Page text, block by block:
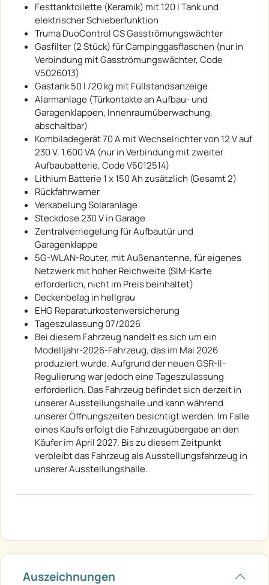
Festtanktoilette (Keramik) mit 120 l Tank und
elektrischer Schieberfunktion
Truma DuoControl CS Gasströmungswächter
Gasfilter (2 Stück) für Campinggasflaschen (nur in
Verbindung mit Gasströmungswächter, Code
V5026013)
Gastank 50 l /20 kg mit Füllstandsanzeige
Alarmanlage (Türkontakte an Aufbau- und
Garagenklappen, Innenraumüberwachung,
abschaltbar)
Kombiladegerät 70 A mit Wechselrichter von 12 V auf
230 V, 1.600 VA (nur in Verbindung mit zweiter
Aufbaubatterie, Code V5012514)
Lithium Batterie 1 x 150 Ah zusätzlich (Gesamt 2)
Rückfahrwarner
Verkabelung Solaranlage
Steckdose 230 V in Garage
Zentralverriegelung für Aufbautür und
Garagenklappe
5G-WLAN-Router, mit Außenantenne, für eigenes
Netzwerk mit hoher Reichweite (SIM-Karte
erforderlich, nicht im Preis beinhaltet)
Deckenbelag in hellgrau
EHG Reparaturkostenversicherung
Tageszulassung 07/2026
Bei diesem Fahrzeug handelt es sich um ein
Modelljahr-2026-Fahrzeug, das im Mai 2026
produziert wurde. Aufgrund der neuen GSR-II-
Regulierung war jedoch eine Tageszulassung
erforderlich. Das Fahrzeug befindet sich derzeit in
unserer Ausstellungshalle und kann während
unserer Öffnungszeiten besichtigt werden. Im Falle
eines Kaufs erfolgt die Fahrzeugübergabe an den
Käufer im April 2027. Bis zu diesem Zeitpunkt
verbleibt das Fahrzeug als Ausstellungsfahrzeug in
unserer Ausstellungshalle.
Auszeichnungen